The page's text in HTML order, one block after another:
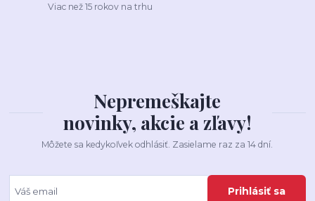
Viac než 15 rokov na trhu
Nepremeškajte
novinky, akcie a zľavy!
Môžete sa kedykoľvek odhlásiť. Zasielame raz za 14 dní.
Prihlásiť sa